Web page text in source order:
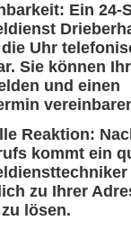
Ein 24-
Uhr
Sie können
und einen
Reaktion:
kommt ein
zu Ihrer
lösen.